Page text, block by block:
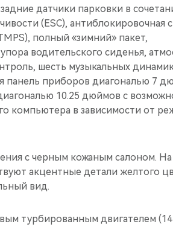
датчики парковки в
(ESC), антиблокировочная
полный «зимний» пакет,
водительского сиденья,
шесть музыкальных
панель приборов диагональю 7
10.25 дюймов с
компьютера в зависимости от
c черным кожаным салоном.
акцентные детали желтого
вид.
турбированным двигателем